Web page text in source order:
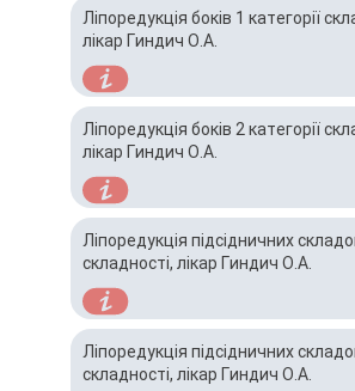
Ліпоредукція боків 1 категорії
лікар Гиндич О.А.
Ліпоредукція боків 2 категорії
лікар Гиндич О.А.
Ліпоредукція підсідничних
складності, лікар Гиндич О.А.
Ліпоредукція підсідничних
складності, лікар Гиндич О.А.